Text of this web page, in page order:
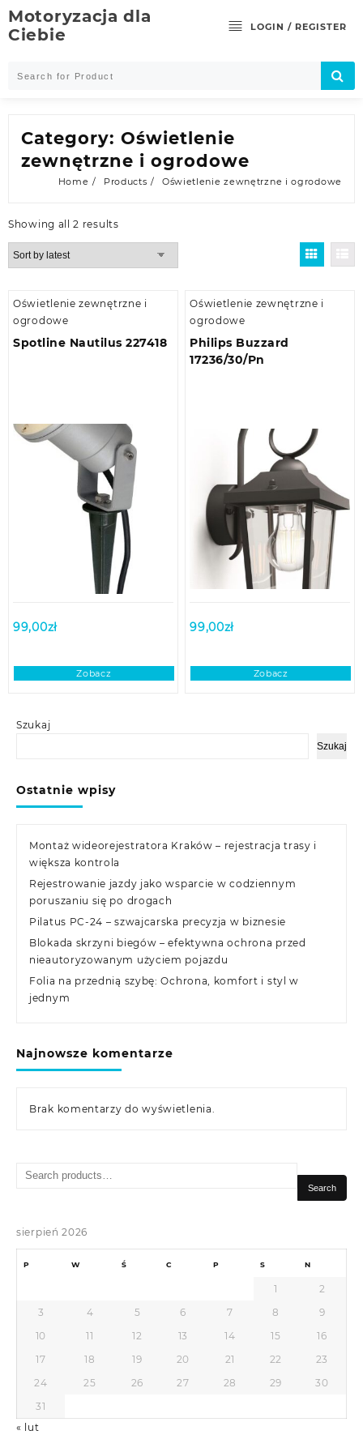
Skip
to
content
Motoryzacja dla
Ciebie
LOGIN / REGISTER
Szukaj
Szukaj
Ostatnie wpisy
Montaż wideorejestratora Kraków – rejestracja trasy i
większa kontrola
Rejestrowanie jazdy jako wsparcie w codziennym
poruszaniu się po drogach
Pilatus PC-24 – szwajcarska precyzja w biznesie
Blokada skrzyni biegów – efektywna ochrona przed
nieautoryzowanym użyciem pojazdu
Folia na przednią szybę: Ochrona, komfort i styl w
jednym
Najnowsze komentarze
Brak komentarzy do wyświetlenia.
Category: Oświetlenie
zewnętrzne i ogrodowe
Home Products Oświetlenie zewnętrzne i ogrodowe
Showing all 2 results
Oświetlenie zewnętrzne i
ogrodowe
Spotline Nautilus 227418
99,00zł
Zobacz
Oświetlenie zewnętrzne i
ogrodowe
Philips Buzzard
17236/30/Pn
99,00zł
Zobacz
Search
Search
sierpień 2026
P W Ś C P S N
1
2
3
4 5 6 7 8
9
10
11 12 13 14 15
16
17
18 19 20 21 22
23
24
25 26 27 28 29
30
31
« lut